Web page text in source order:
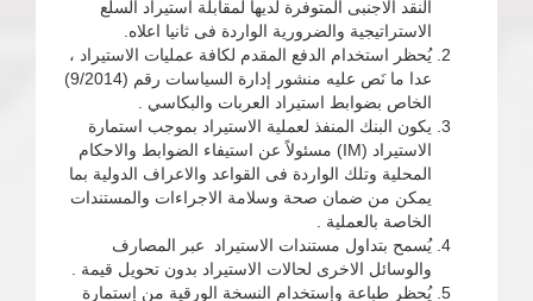
النقد الاجنبى المتوفرة لديها لمقابلة استيراد السلع
الاستراتيجية والضرورية الواردة فى ثانيا اعلاه.
يُحظر استخدام الدفع المقدم لكافة عمليات الاستيراد ،
عدا ما نَص عليه منشور إدارة السياسات رقم (9/2014)
الخاص بضوابط استيراد العربات والبكاسي .
يكون البنك المنفذ لعملية الاستيراد بموجب استمارة
الاستيراد (IM) مسئولاً عن استيفاء الضوابط والاحكام
المحلية وتلك الواردة فى القواعد والاعراف الدولية بما
يمكن من ضمان صحة وسلامة الاجراءات والمستندات
الخاصة بالعملية .
يُسمح بتداول مستندات الاستيراد عبر المصارف
والوسائل الاخرى لحالات الاستيراد بدون تحويل قيمة .
يُحظر طباعة وإستخدام النسخة الورقية من إستمارة